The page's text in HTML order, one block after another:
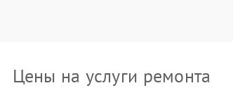
Цены на услуги ремонта